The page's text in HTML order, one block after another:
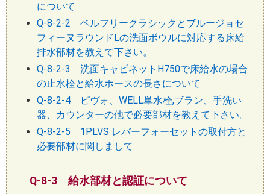
について
Q-8-2-2 ベルフリークラシックとブルージョセ
フィーヌラウンドLの洗面ボウルに対応する床給
排水部材を教えて下さい。
Q-8-2-3 洗面キャビネットH750で床給水の場合
の止水栓と給水ホースの長さについて
Q-8-2-4 ピヴォ、WELL単水栓,ブラン、手洗い
器、カウンターの他で必要部材を教えて下さい。
Q-8-2-5 1PLVS レバーフォーセットの取付方と
必要部材に関しまして
Q-8-3 給水部材と認証について